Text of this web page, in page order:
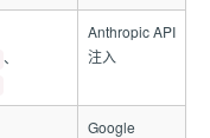
、
Anthropic API
注入
Google